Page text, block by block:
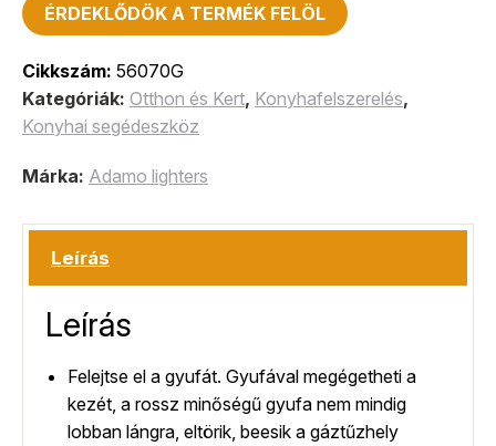
ÉRDEKLŐDÖK A TERMÉK FELÖL
Cikkszám: 56070G
Kategóriák: Otthon és Kert, Konyhafelszerelés,
Konyhai segédeszköz
Márka: Adamo lighters
Leírás
Leírás
Felejtse el a gyufát. Gyufával megégetheti a
kezét, a rossz minőségű gyufa nem mindig
lobban lángra, eltörik, beesik a gáztűzhely